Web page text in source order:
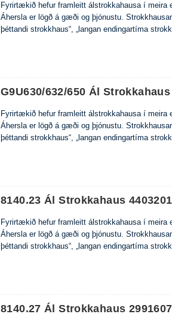
Fyrirtækið hefur framleitt álstrokkahausa í meira
Áhersla er lögð á gæði og þjónustu.
þéttandi strokkhaus“, „langan endingartíma
G9U630/632/650 Ál Strokkahaus
Fyrirtækið hefur framleitt álstrokkahausa í meira
Áhersla er lögð á gæði og þjónustu.
þéttandi strokkhaus“, „langan endingartíma
8140.23 Ál Strokkahaus 4403201
Fyrirtækið hefur framleitt álstrokkahausa í meira
Áhersla er lögð á gæði og þjónustu.
þéttandi strokkhaus“, „langan endingartíma
8140.27 Ál Strokkahaus 2991607